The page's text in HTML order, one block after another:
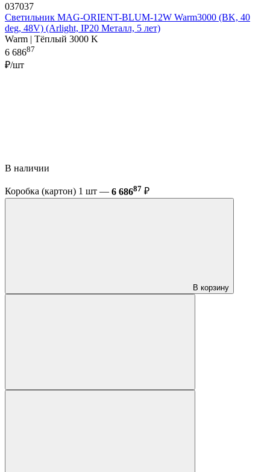
037037
Светильник MAG-ORIENT-BLUM-12W Warm3000 (BK, 40
deg, 48V) (Arlight, IP20 Металл, 5 лет)
Warm | Тёплый 3000 K
6 68687
₽/шт
В наличии
Коробка (картон) 1 шт — 6 68687 ₽
В корзину